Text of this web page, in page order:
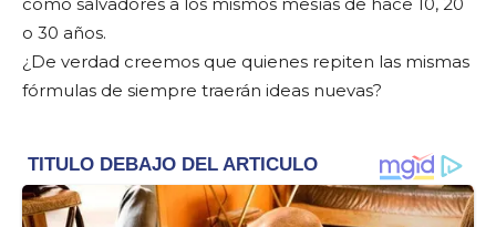
o 30 años.
¿De verdad creemos que quienes repiten las mismas
fórmulas de siempre traerán ideas nuevas?